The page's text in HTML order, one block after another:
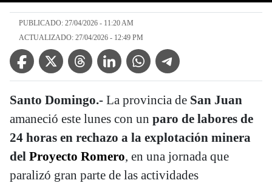
PUBLICADO: 27/04/2026 - 11:20 AM
ACTUALIZADO: 27/04/2026 - 12:49 PM
Facebook IconTwitter IconThreads IconLinkedin IconWhatsApp IconTelegram Icon
Santo Domingo.- La provincia de San Juan
amaneció este lunes con un paro de labores de
24 horas en rechazo a la explotación minera
del Proyecto Romero, en una jornada que
paralizó gran parte de las actividades